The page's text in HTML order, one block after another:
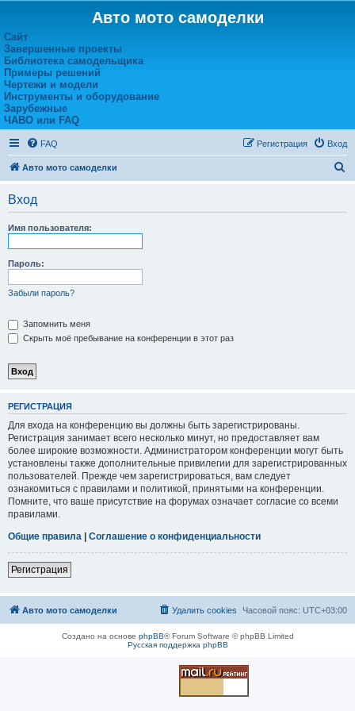
Авто мото самоделки
Сайт
Завершенные проекты
Библиотека самодельщика
Примеры решений
Чертежи и модели
Инструменты и оборудование
Зарубежные
ЧАВО или FAQ
FAQ Вход
Регистрация
Авто мото самоделки
Вход
Имя пользователя:
Пароль:
Забыли пароль?
Запомнить меня
Скрыть моё пребывание на конференции в этот раз
РЕГИСТРАЦИЯ
Для входа на конференцию вы должны быть зарегистрированы.
Регистрация занимает всего несколько минут, но предоставляет вам
более широкие возможности. Администратором конференции могут быть
установлены также дополнительные привилегии для зарегистрированных
пользователей. Прежде чем зарегистрироваться, вам следует
ознакомиться с правилами и политикой, принятыми на конференции.
Помните, что ваше присутствие на форумах означает согласие со всеми
правилами.
Общие правила | Соглашение о конфиденциальности
Регистрация
Авто мото самоделки Часовой пояс: UTC+03:00
Удалить cookies
Создано на основе phpBB® Forum Software © phpBB Limited
Русская поддержка phpBB